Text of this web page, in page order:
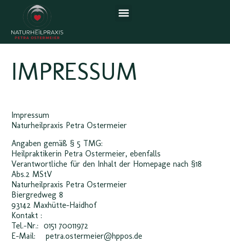
IMPRESSUM
Impressum
Naturheilpraxis Petra Ostermeier
Angaben gemäß § 5 TMG:
Heilpraktikerin Petra Ostermeier, ebenfalls
Verantwortliche für den Inhalt der Homepage nach §18
Abs.2 MStV
Naturheilpraxis Petra Ostermeier
Biergredweg 8
93142 Maxhütte-Haidhof
Kontakt :
Tel.-Nr.: 0151 70011972
E-Mail: petra.ostermeier@hppos.de